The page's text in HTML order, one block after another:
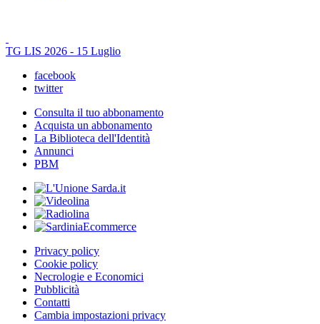
TG LIS 2026 - 15 Luglio
facebook
twitter
Consulta il tuo abbonamento
Acquista un abbonamento
La Biblioteca dell'Identità
Annunci
PBM
Privacy policy
Cookie policy
Necrologie e Economici
Pubblicità
Contatti
Cambia impostazioni privacy